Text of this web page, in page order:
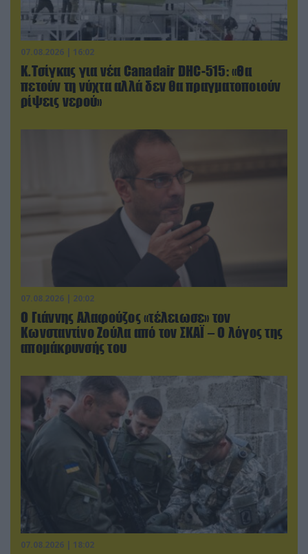
07.08.2026 | 16:02
Κ.Τσίγκας για νέα Canadair DHC-515: «Θα
πετούν τη νύχτα αλλά δεν θα πραγματοποιούν
ρίψεις νερού»
07.08.2026 | 20:02
Ο Γιάννης Αλαφούζος «τέλειωσε» τον
Κωνσταντίνο Ζούλα από τον ΣΚΑΪ – Ο λόγος της
απομάκρυνσής του
07.08.2026 | 18:02